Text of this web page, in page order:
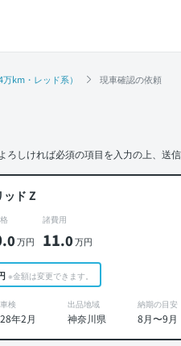
km・レッド系） 現車確認の依頼
よろしければ必須の項目を入力の上、送信
ッド Z
.0万円
諸費用
11.0万円
※金額は変更できます。
車検
28年2月
出品地域
神奈川県
納期の目安
8月〜9月